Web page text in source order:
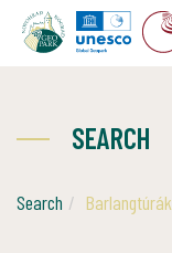
SEARCH
Search Barlangtúrák